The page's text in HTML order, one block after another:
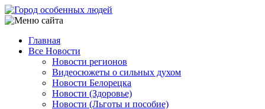
Перейти
к
содержанию
Main
navigation
Главная
Все Новости
Новости регионов
Видеосюжеты о сильных духом
Новости Белорецка
Новости (Здоровье)
Новости (Льготы и пособие)